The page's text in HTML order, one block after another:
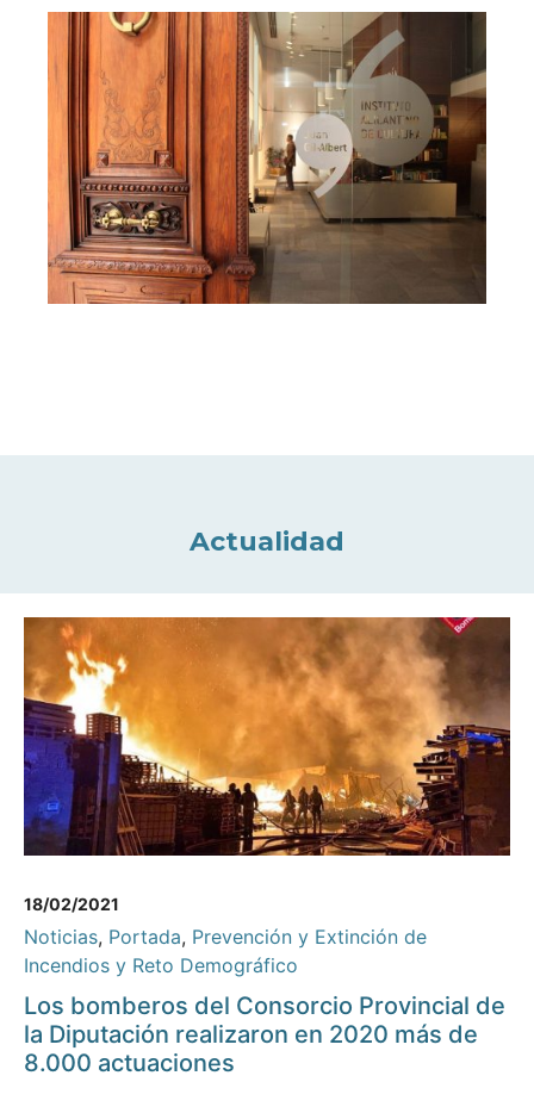
Actualidad
18/02/2021
Noticias, Portada, Prevención y Extinción de
Incendios y Reto Demográfico
Los bomberos del Consorcio Provincial de
la Diputación realizaron en 2020 más de
8.000 actuaciones